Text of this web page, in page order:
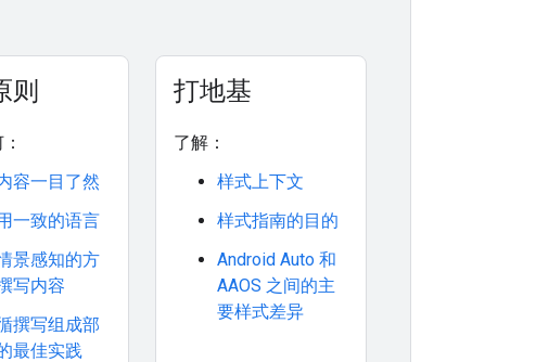
则
容一目了然
一致的语言
景感知的方
写内容
撰写组成部
最佳实践
打地基
了解：
样式上下文
样式指南的目的
Android Auto 和
AAOS 之间的主
要样式差异